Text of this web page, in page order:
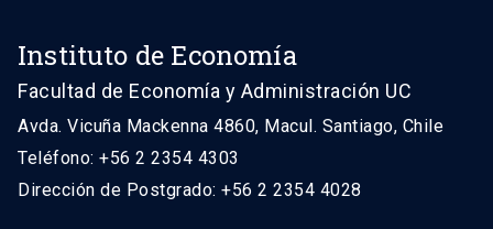
Instituto de Economía
Facultad de Economía y Administración UC
Avda. Vicuña Mackenna 4860, Macul. Santiago, Chile
Teléfono: +56 2 2354 4303
Dirección de Postgrado: +56 2 2354 4028